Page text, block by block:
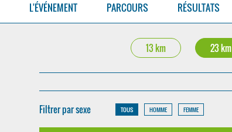
L'ÉVÉNEMENT PARCOURS RÉSULTATS
13 km 23 km
Filtrer par sexe TOUS HOMME FEMME